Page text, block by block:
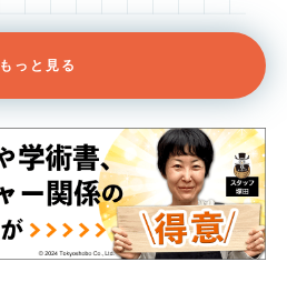
もっと見る